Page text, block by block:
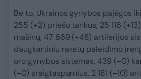
Be to, Ukrainos gynybos pajėgos
255 (+2) priešo tankus, 25 116
mašinų, 47 669 (+48) artilerijos
daugkartinių raketų paleidimo
oro gynybos sistemas, 439 (+0)
(+0) sraigtasparnius, 2 181 (+10)